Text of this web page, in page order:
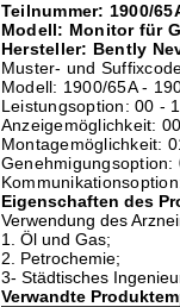
Teilnummer: 1900/
Modell: Monitor für
Hersteller: Bently
Muster- und
Modell: 1900/65A -
Leistungsoption: 00 -
Anzeigemöglichkeit:
Montagemöglichkeit:
Genehmigungsoption:
Eigenschaften des
Verwendung des
1. Öl und Gas;
2. Petrochemie;
3- Städtisches
Verwandte